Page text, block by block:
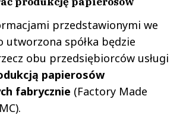
przedstawionymi we
utworzona spółka będzie
obu przedsiębiorców usługi
papierosów
fabrycznie (Factory Made